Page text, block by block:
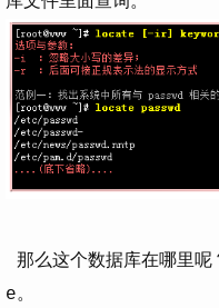
那么这个数据库在哪
e。